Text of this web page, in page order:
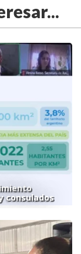
consulados